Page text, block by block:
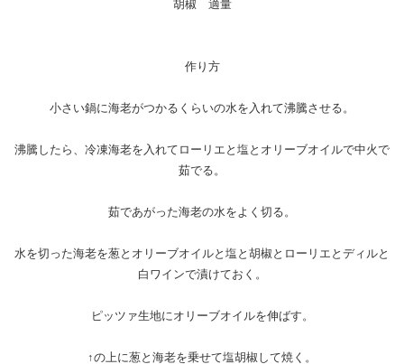
胡椒 適量
作り方
小さい鍋に海老がつかるくらいの水を入れて沸騰させる。
沸騰したら、冷凍海老を入れてローリエと塩とオリーブオイルで中火で
茹でる。
茹であがった海老の水をよく切る。
水を切った海老を葱とオリーブオイルと塩と胡椒とローリエとディルと
白ワインで漬けておく。
ピッツァ生地にオリーブオイルを伸ばす。
↑の上に葱と海老を乗せて塩胡椒して焼く。